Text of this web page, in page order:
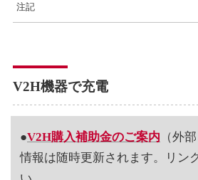
注記
V2H機器で充電
●V2H購入補助金のご案内 （外
情報は随時更新されます。リン
い。